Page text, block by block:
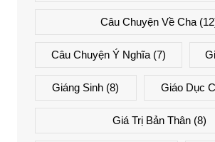
Câu Chuyện Về Cha
Câu Chuyện Ý Nghĩa(7)
Giáng Sinh (8) Giáo Dục
Giá Trị Bản Thân(8)